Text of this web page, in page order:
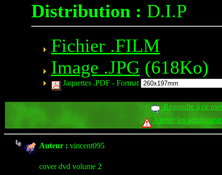
Distribution : D.I.P
Fichier .FILM
Image .JPG (618Ko)
Jaquettes .PDF - Format
Répondre à ce
Alerter les
Auteur : vincent095
cover dvd volume 2